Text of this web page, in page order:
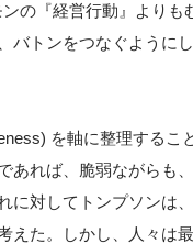
の『経営行動』よりも
バトンをつなぐように
を軸に整理するこ
あれば、脆弱ながらも
に対してトンプソンは
えた。しかし、人々は